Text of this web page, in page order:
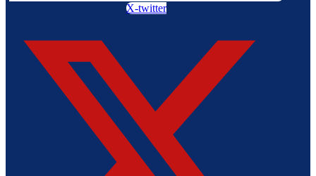
X-twitter